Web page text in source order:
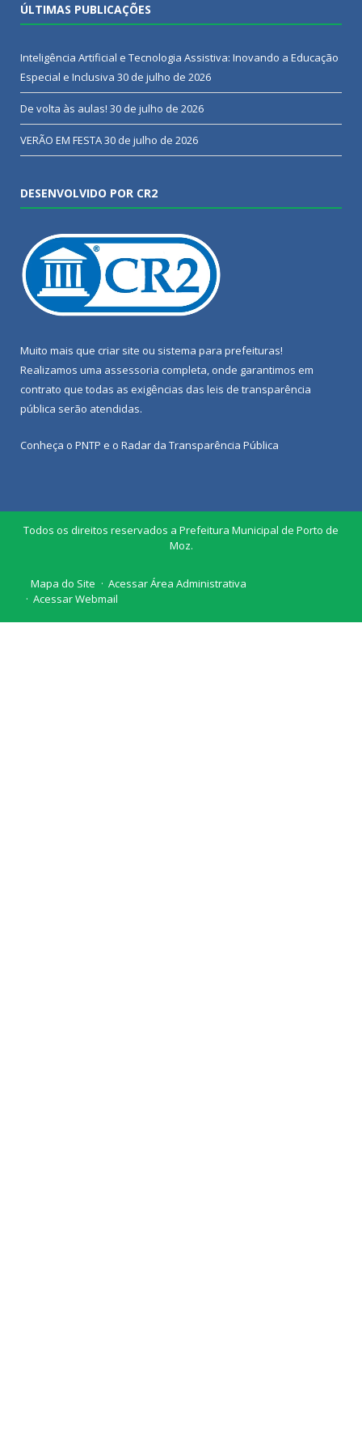
ÚLTIMAS PUBLICAÇÕES
Inteligência Artificial e Tecnologia Assistiva: Inovando a Educação
Especial e Inclusiva 30 de julho de 2026
De volta às aulas! 30 de julho de 2026
VERÃO EM FESTA30 de julho de 2026
DESENVOLVIDO POR CR2
Muito mais que criar site ou sistema para prefeituras!
Realizamos uma assessoria completa, onde garantimos em
contrato que todas as exigências das leis de transparência
pública serão atendidas.
Conheça o PNTP e o Radar da Transparência Pública
Todos os direitos reservados a Prefeitura Municipal de Porto de
Moz.
Mapa do Site
Acessar Área Administrativa
Acessar Webmail